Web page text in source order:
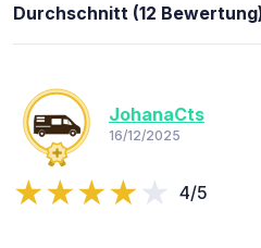
Durchschnitt (12
JohanaCts
16/12/2025
4/5